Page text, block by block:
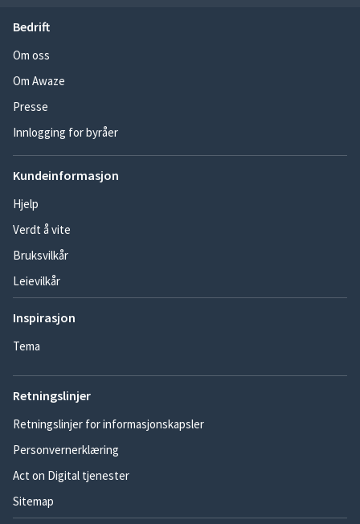
Bedrift
Om oss
Om Awaze
Presse
Innlogging for byråer
Kundeinformasjon
Hjelp
Verdt å vite
Bruksvilkår
Leievilkår
Inspirasjon
Tema
Retningslinjer
Retningslinjer for informasjonskapsler
Personvernerklæring
Act on Digital tjenester
Sitemap